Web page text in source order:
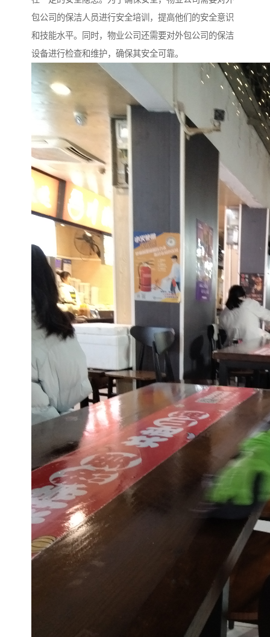
包公司的保洁人员进行安全培训，提高他们的安全意识
和技能水平。同时，物业公司还需要对外包公司的保洁
设备进行检查和维护，确保其安全可靠。